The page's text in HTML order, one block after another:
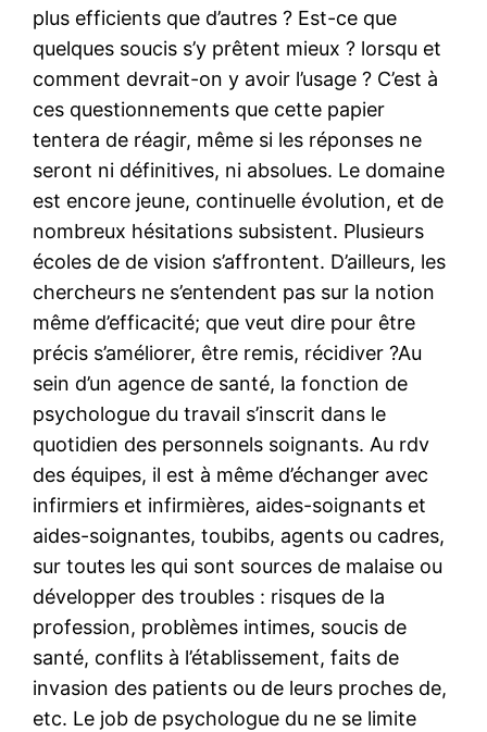
plus efficients que d’autres ? Est-ce que
quelques soucis s’y prêtent mieux ? lorsqu et
comment devrait-on y avoir l’usage ? C’est à
ces questionnements que cette papier
tentera de réagir, même si les réponses ne
seront ni définitives, ni absolues. Le domaine
est encore jeune, continuelle évolution, et de
nombreux hésitations subsistent. Plusieurs
écoles de de vision s’affrontent. D’ailleurs, les
chercheurs ne s’entendent pas sur la notion
même d’efficacité; que veut dire pour être
précis s’améliorer, être remis, récidiver ?Au
sein d’un agence de santé, la fonction de
psychologue du travail s’inscrit dans le
quotidien des personnels soignants. Au rdv
des équipes, il est à même d’échanger avec
infirmiers et infirmières, aides-soignants et
aides-soignantes, toubibs, agents ou cadres,
sur toutes les qui sont sources de malaise ou
développer des troubles : risques de la
profession, problèmes intimes, soucis de
santé, conflits à l’établissement, faits de
invasion des patients ou de leurs proches de,
etc. Le job de psychologue du ne se limite